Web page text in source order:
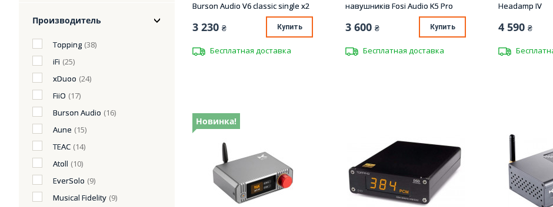
Производитель
Topping (38)
iFi (25)
xDuoo (24)
FiiO (17)
Burson Audio (16)
Aune (15)
TEAC (14)
Atoll (10)
EverSolo (9)
Musical Fidelity (9)
Burson Audio V6 classic single x2
3 230 ₴ Купить
Бесплатная доставка
навушників Fosi Audio K5 Pro
3 600 ₴ Купить
Бесплатная доставка
Headamp IV
4 590 ₴
Новинка!